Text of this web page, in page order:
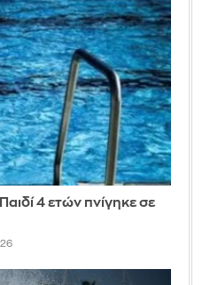
4 ετών πνίγηκε σε